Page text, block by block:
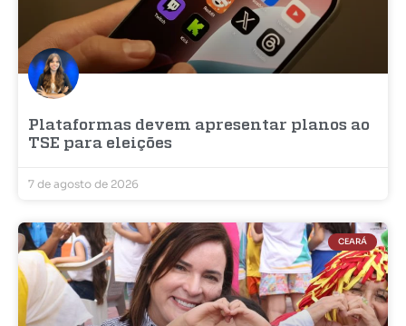
Plataformas devem apresentar planos ao
TSE para eleições
7 de agosto de 2026
CEARÁ